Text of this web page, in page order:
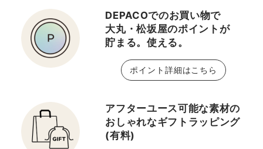
DEPACOでのお買い物で
大丸・松坂屋のポイントが
貯まる。使える。
ポイント詳細はこちら
アフターユース可能な素材の
おしゃれなギフトラッピング
(有料)